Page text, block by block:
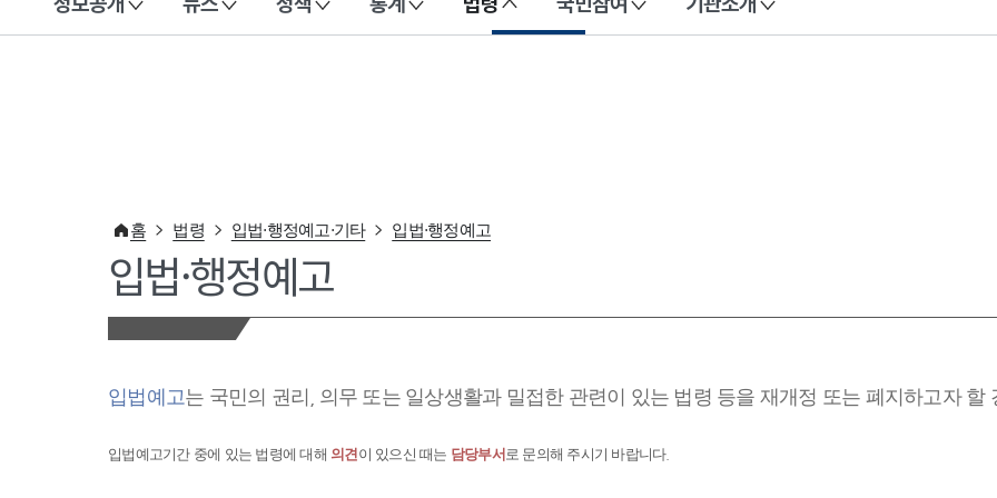
이 누리집은 대한민국 공식 전자정부 누리집입니다.
홈 법령 입법·행정예고·기타 입법·행정예고
입법·행정예고
입법예고는 국민의 권리, 의무 또는 일상생활과 밀접한 관련이 있는 법령 등을 재개정 또는 폐지하고자 할
입법예고기간 중에 있는 법령에 대해 의견이 있으신 때는 담당부서 로 문의해 주시기 바랍니다.